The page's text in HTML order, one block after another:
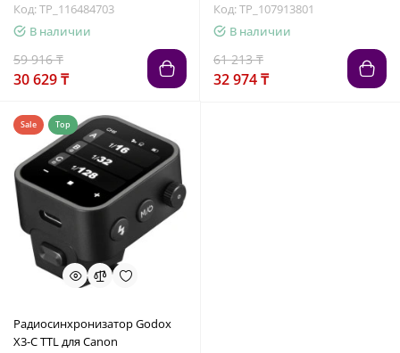
Код: TP_116484703
В наличии
59 916 ₸
30 629 ₸
Код: TP_107913801
В наличии
61 213 ₸
32 974 ₸
Sale Top
Радиосинхронизатор Godox
X3-C TTL для Canon